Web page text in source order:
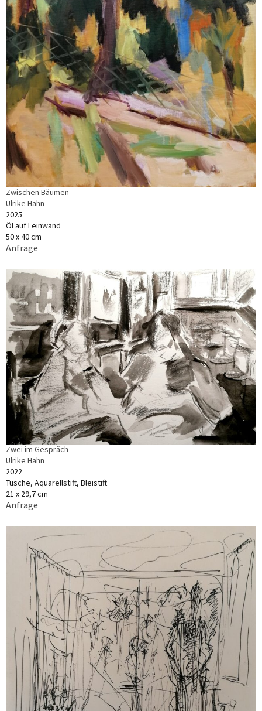
Zwischen Bäumen
Ulrike Hahn
2025
Öl auf Leinwand
50 x 40 cm
Anfrage
Zwei im Gespräch
Ulrike Hahn
2022
Tusche, Aquarellstift, Bleistift
21 x 29,7 cm
Anfrage